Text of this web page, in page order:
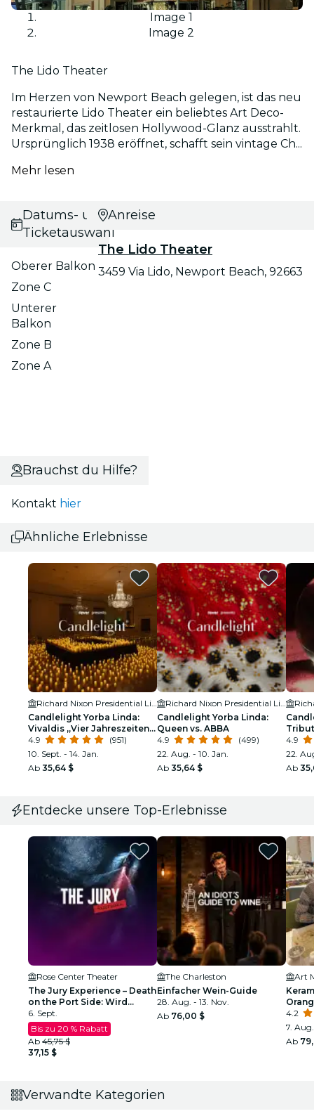
Image 1
Image 2
The Lido Theater
Im Herzen von Newport Beach gelegen, ist das neu
restaurierte Lido Theater ein beliebtes Art Deco-
Merkmal, das zeitlosen Hollywood-Glanz ausstrahlt.
Ursprünglich 1938 eröffnet, schafft sein vintage Ch...
Mehr lesen
Datums- und
Ticketauswahl
Oberer Balkon
Zone C
Unterer
Balkon
Zone B
Zone A
Anreise
The Lido Theater
3459 Via Lido, Newport Beach, 92663
Brauchst du Hilfe?
Kontakt hier
Ähnliche Erlebnisse
Candlelight Yorba Linda:
Vivaldis „Vier Jahreszeiten“
und mehr
4.9
(951)
10. Sept. - 14. Jan.
Ab 35,64 $
Candlelight Yorba Linda:
Queen vs. ABBA
4.9
(499)
22. Aug. - 10. Jan.
Ab 35,64 $
4.9
22.
Ab
Entdecke unsere Top-Erlebnisse
Rose Center Theater
The Jury Experience – Death
on the Port Side: Wird
Orange County
Gerechtigkeit liefern?
6. Sept.
Bis zu 20 % Rabatt
Ab 45,75 $
37,15 $
The Charleston
Einfacher Wein-Guide
28. Aug. - 13. Nov.
Ab 76,00 $
4.2
7.
Ab
Verwandte Kategorien